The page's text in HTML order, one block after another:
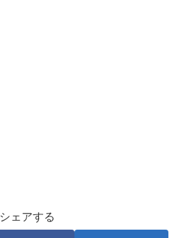
シェアする